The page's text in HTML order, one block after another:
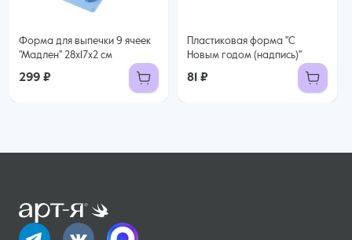
Форма для выпечки 9 ячеек
"Мадлен" 28х17х2 см
299 ₽
Пластиковая форма "С
Новым годом (надпись)"
81 ₽